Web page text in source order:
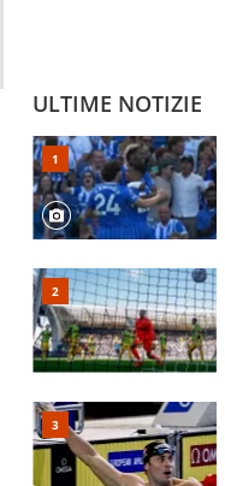
ULTIME NOTIZIE